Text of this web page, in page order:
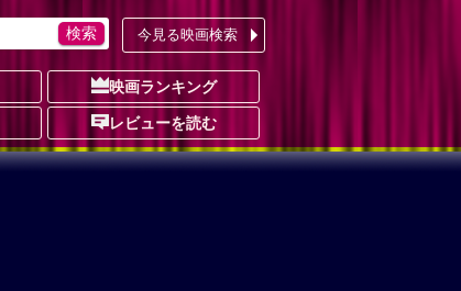
今見る映画検索
映画ランキング
レビューを読む